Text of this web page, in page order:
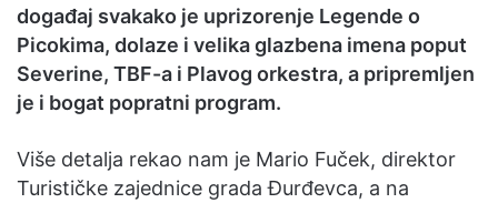
događaj svakako je uprizorenje Legende o
Picokima, dolaze i velika glazbena imena poput
Severine, TBF-a i Plavog orkestra, a pripremljen
je i bogat popratni program.
Više detalja rekao nam je Mario Fuček, direktor
Turističke zajednice grada Đurđevca, a na